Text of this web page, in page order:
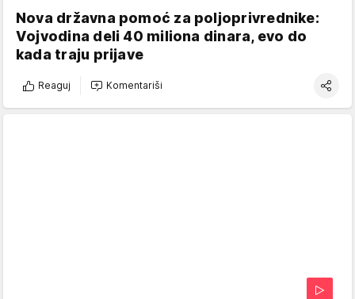
Nova državna pomoć za poljoprivrednike:
Vojvodina deli 40 miliona dinara, evo do
kada traju prijave
Reaguj Komentariši